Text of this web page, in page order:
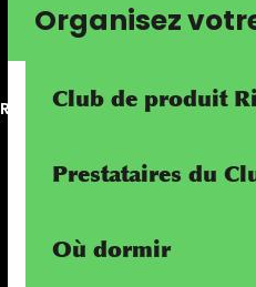
Organisez
Club de produit
Prestataires du
Où dormir
RivierALP